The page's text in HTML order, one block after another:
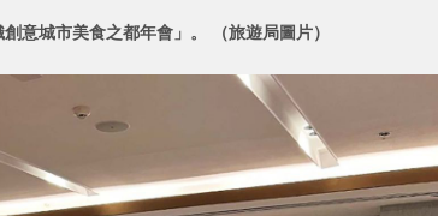
意城市美食之都年會」。 （旅遊局圖片）